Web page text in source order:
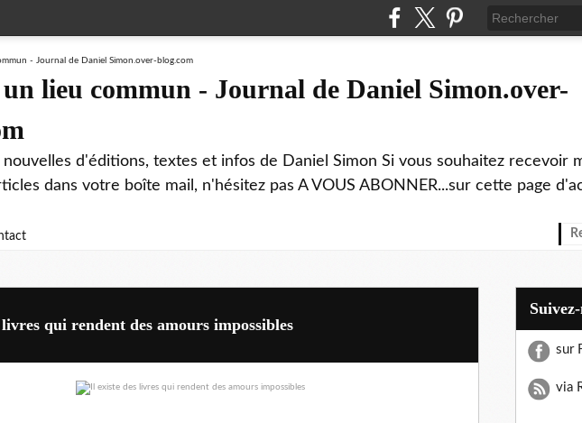
un lieu commun - Journal de Daniel Simon.over-
d'éditions, textes et infos de Daniel Simon Si vous souhaitez recevoir
dans votre boîte mail, n'hésitez pas A VOUS ABONNER...sur cette page
qui rendent des amours impossibles
sur
via